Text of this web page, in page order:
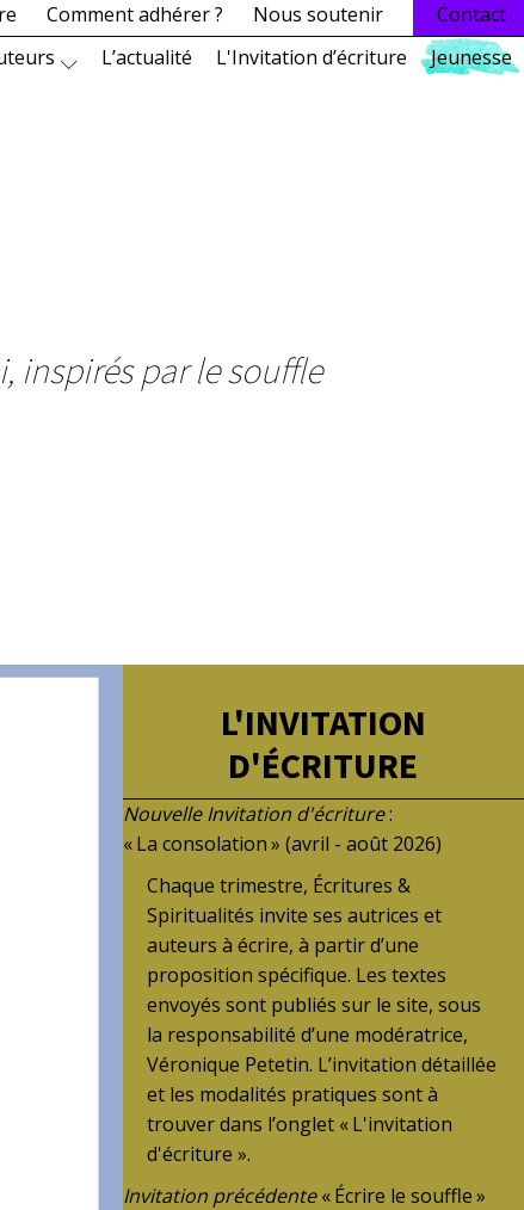
Comment adhérer ? Nous soutenir
Contact
L’actualité L'Invitation d’écriture Jeunesse
inspirés par le souffle
L'INVITATION
D'ÉCRITURE
Nouvelle Invitation d'écriture:
« La consolation » (avril - août 2026)
Chaque trimestre, Écritures &
Spiritualités invite ses autrices et
auteurs à écrire, à partir d’une
proposition spécifique. Les textes
envoyés sont publiés sur le site, sous
la responsabilité d’une modératrice,
Véronique Petetin. L’invitation détaillée
et les modalités pratiques sont à
trouver dans l’onglet « L'invitation
d'écriture ».
Invitation précédente« Écrire le souffle »